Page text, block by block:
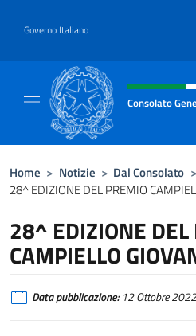
Governo Italiano
Intestazione sito,
Consolato
Home > Notizie > Dal Consolato >
28^ EDIZIONE DEL PREMIO
28^ EDIZIONE DEL
CAMPIELLO
Data pubblicazione:12 Ottobre 2022